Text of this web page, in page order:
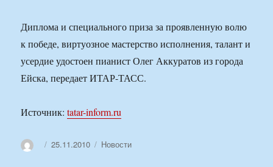
Диплома и специального приза за проявленную волю
к победе, виртуозное мастерство исполнения, талант и
усердие удостоен пианист Олег Аккуратов из города
Ейска, передает ИТАР-ТАСС.
Источник:tatar-inform.ru
АвторОпубликовано
25.11.2010 Рубрики
Новости